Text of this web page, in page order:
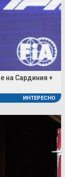
на Сардиния +
ИНТЕРЕСНО